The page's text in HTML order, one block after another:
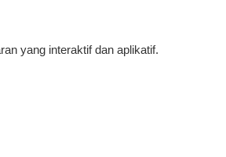
yang interaktif dan aplikatif.